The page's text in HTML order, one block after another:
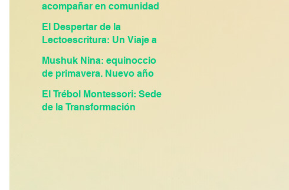
acompañar en comunidad
El Despertar de la
Lectoescritura: Un Viaje a
Montessori
Mushuk Nina: equinoccio
de primavera. Nuevo año
El Trébol Montessori: Sede
de la Transformación